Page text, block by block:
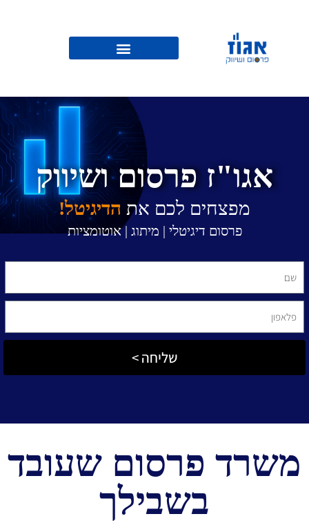
אגו"ז פרסום ושיווק
מפצחים לכם את הדיגיטל!
פרסום דיגיטלי | מיתוג | אוטומציות
שליחה >
משרד פרסום שעובד
בשבילך